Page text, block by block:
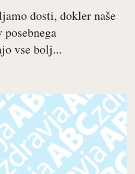
dosti, dokler naše
vse bolj...